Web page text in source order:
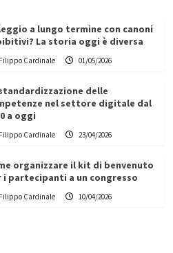
a lungo termine con canoni
La storia oggi è diversa
Filippo Cardinale 01/05/2026
delle
nel settore digitale dal
a oggi
Filippo Cardinale 23/04/2026
organizzare il kit di benvenuto
i partecipanti a un congresso
Filippo Cardinale 10/04/2026